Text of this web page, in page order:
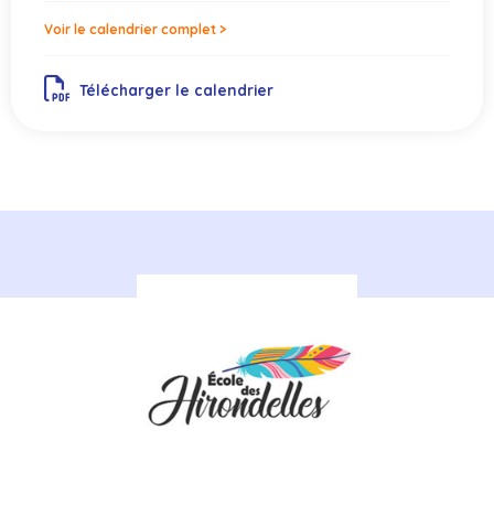
Voir le calendrier complet >
Télécharger le calendrier